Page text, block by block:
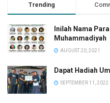
Trending
Inilah Nama
Muhammadiyah
AUGUST 20, 2021
Dapat Hadiah
SEPTEMBER 11, 2022